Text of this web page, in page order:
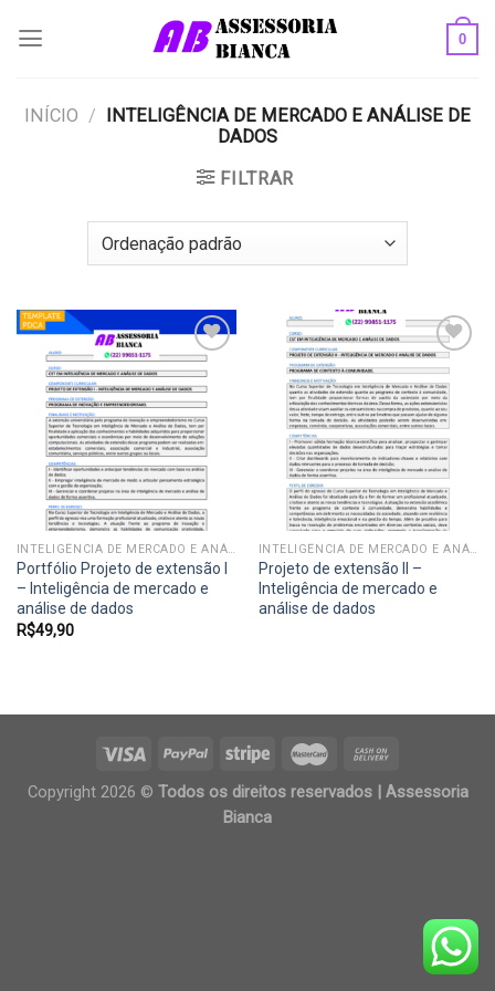
0
INÍCIO / INTELIGÊNCIA DE MERCADO E ANÁLISE DE
DADOS
FILTRAR
Add to
wishlist
Portfólio Projeto de extensão I
– Inteligência de mercado e
análise de dados
R$49,90
Add to
wishlist
Projeto de extensão II –
Inteligência de mercado e
análise de dados
Copyright 2026 © Todos os direitos reservados | Assessoria
Bianca